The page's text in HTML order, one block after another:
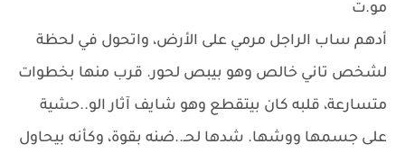
مو.ت
أدهم ساب الراجل مرمي على الأرض، واتحول في لحظة
لشخص تاني خالص وهو بيبص لحور. قرب منها بخطوات
متسارعة، قلبه كان بيتقطع وهو شايف آثار الو..حشية
على جسمها ووشها. شدها لحـ..ضنه بقوة، وكأنه بيحاول